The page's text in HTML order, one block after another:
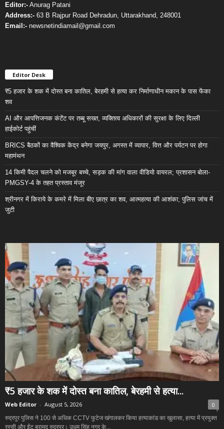
Editor:- Anurag Patani
Address:- 63 B Rajpur Road Dehradun, Uttarakhand, 248001
Email:- newsnetindiamail@gmail.com
Editor Desk
₹5 हजार के शक में दोस्त बना कातिल, बेरहमी से हत्या कर निर्माणाधीन मकान के पास फेंका
शव
AI और आपत्तिजनक कंटेंट पर तब्बू सख्त, व्यक्तित्व अधिकारों की सुरक्षा के लिए दिल्ली
हाईकोर्ट पहुंचीं
BRICS बैठकों का वैश्विक केंद्र बनेगा जयपुर, अगस्त में व्यापार, वित्त और पर्यटन पर होगा
महामंथन
14 किमी पैदल चलने को मजबूर बच्चे, सड़क की मांग वाला वीडियो वायरल; प्रशासन बोला-
PMGSY-4 के तहत प्रस्ताव मंजूर
श्रीनगर में किराये के कमरे में मिला बीए छात्र का शव, आत्महत्या की आशंका; पुलिस जांच में
जुटी
₹5 हजार के शक में दोस्त बना कातिल, बेरहमी से हत्या...
Web Editor - August 5, 2026 0
रुद्रपुर पुलिस ने 100 से अधिक CCTV फुटेज खंगालकर किया हत्याकांड का खुलासा, हत्या में प्रयुक्त
रस्सी और ईंट बरामद रुद्रपुर। उधम सिंह नगर के...